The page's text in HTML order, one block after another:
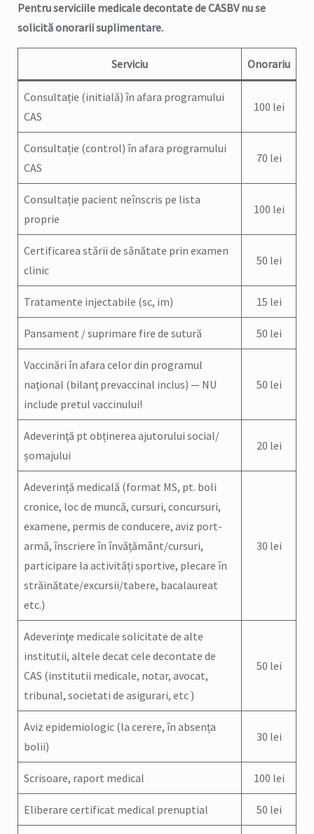
Pentru serviciile medicale decontate de CASBV nu se
solicită onorarii suplimentare.
Serviciu Onorariu
Consultație (initială) în afara programului
CAS
100 lei
Consultație (control) în afara programului
CAS
70 lei
Consultație pacient neînscris pe lista
proprie
100 lei
Certificarea stării de sănătate prin examen
clinic
50 lei
Tratamente injectabile (sc, im) 15 lei
Pansament / suprimare fire de sutură 50 lei
Vaccinări în afara celor din programul
naţional (bilanţ prevaccinal inclus) — NU
include pretul vaccinului!
50 lei
Adeverinţă pt obținerea ajutorului social/
șomajului
20 lei
Adeverință medicală (format MS, pt. boli
cronice, loc de muncă, cursuri, concursuri,
examene, permis de conducere, aviz port-
armă, înscriere în învățământ/cursuri,
participare la activități sportive, plecare în
străinătate/excursii/tabere, bacalaureat
etc.)
30 lei
Adeverinţe medicale solicitate de alte
institutii, altele decat cele decontate de
CAS (institutii medicale, notar, avocat,
tribunal, societati de asigurari, etc )
50 lei
Aviz epidemiologic (la cerere, în absența
bolii)
30 lei
Scrisoare, raport medical 100 lei
Eliberare certificat medical prenuptial 50 lei